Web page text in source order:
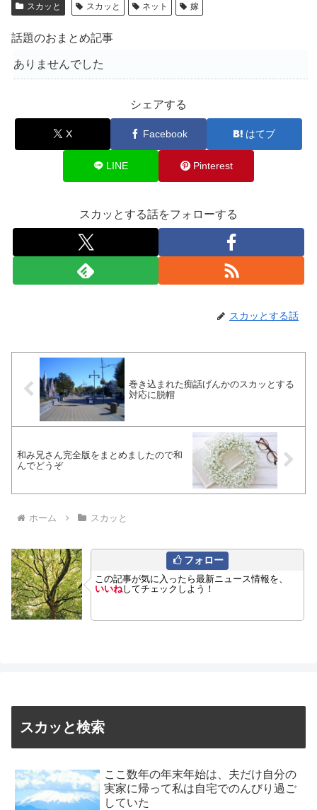
スカッと スカッと ネット 嫁
話題のおまとめ記事
ありませんでした
シェアする
X Facebook はてブ
LINE Pinterest
スカッとする話をフォローする
スカッとする話
巻き込まれた痴話げんかのスカッとする
対応に脱帽
和み兄さん完全版をまとめましたので和
んでどうぞ
ホーム スカッと
フォロー
この記事が気に入ったら最新ニュース情報を、
いいねしてチェックしよう！
スカッと検索
ここ数年の年末年始は、夫だけ自分の
実家に帰って私は自宅でのんびり過ご
していた